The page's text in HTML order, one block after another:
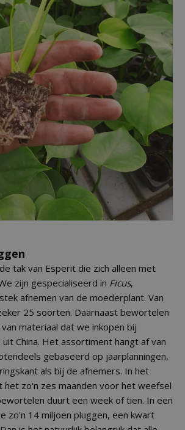
tak van Esperit die zich alleen met
zijn gespecialiseerd in Ficus,
afnemen van de moederplant. Van
25 soorten. Daarnaast bewortelen
materiaal dat we inkopen bij
China. Het assortiment hangt af van
gebaseerd op jaarplanningen,
als bij de afnemers. In het
het zo'n zes maanden voor het weefsel
duurt een week of tien. In een
zo'n 14 miljoen pluggen, een kwart